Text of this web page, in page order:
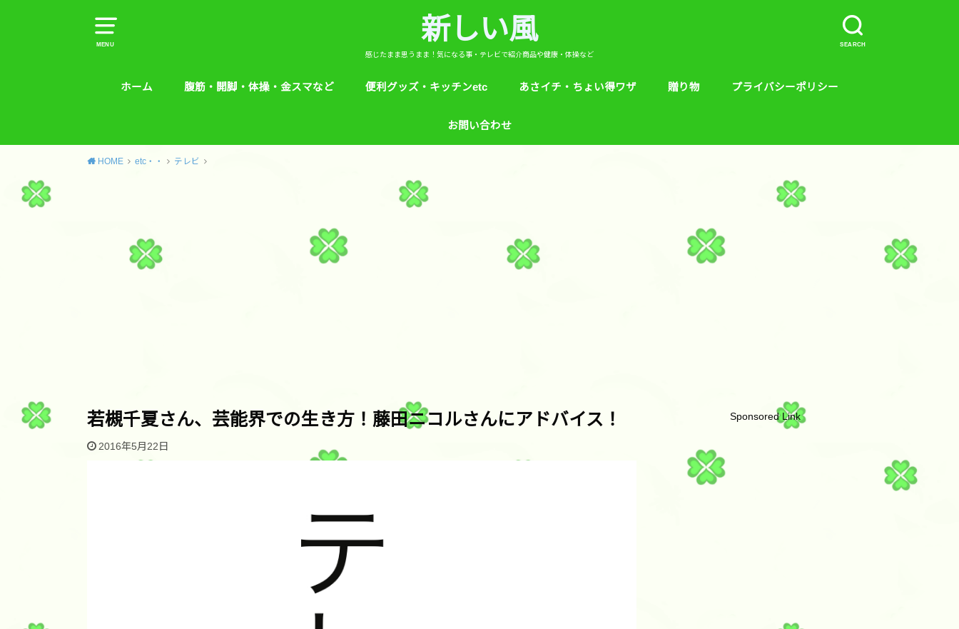
MENU SEARCH
新しい風
感じたまま思うまま！気になる事・テレビで紹介商品や健康・体操など
ホーム 腹筋・開脚・体操・金スマなど 便利グッズ・キッチンetc
芸能人！愛用品・お気に入り
ヒルナンデス！紹介
めざましテレビ紹介
あさイチ・ちょい得ワザ 贈り物 プライバシーポリシー
お問い合わせ
HOME etc・・ テレビ
若槻千夏さん、芸能界での生き方！藤田ニコルさんにアドバイス！
2016年5月22日
Sponsored Link